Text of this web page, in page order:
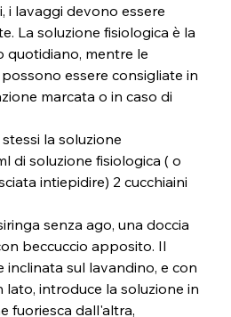
i lavaggi devono essere
La soluzione fisiologica è la
quotidiano, mentre le
essere consigliate in
marcata o in caso di
la soluzione
di soluzione fisiologica ( o
intiepidire) 2 cucchiaini
senza ago, una doccia
beccuccio apposito. Il
inclinata sul lavandino, e con
introduce la soluzione in
fuoriesca dall'altra,